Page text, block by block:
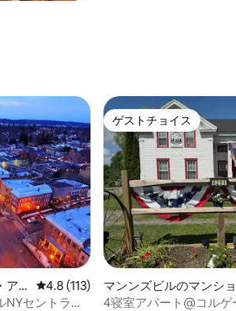
ア
レビュー113件、5つ星中4.8つ星の
4.8 (113)
セントラル
ゲストチョイス
ゲストチョイス
マンンズビルのマンシ
アパート
4寝室アパート@コルゲ